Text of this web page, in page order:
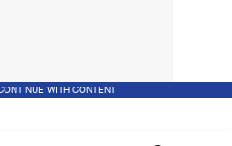
WITH CONTENT